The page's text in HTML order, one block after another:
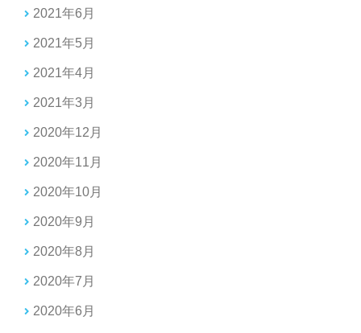
2021年6月
2021年5月
2021年4月
2021年3月
2020年12月
2020年11月
2020年10月
2020年9月
2020年8月
2020年7月
2020年6月